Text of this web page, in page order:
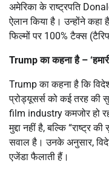
अमेरिका के राष्ट्रपति
ऐलान किया है। उन्होंने कहा
फिल्मों पर 100% टैक्स
Trump का कहना है –
Trump का कहना है कि
प्रोड्यूसर्स को कई तरह की
film industry कमजोर हो
मुद्दा नहीं है, बल्कि “राष्ट्र
सवाल है। उनके अनुसार,
एजेंडा फैलाती हैं।